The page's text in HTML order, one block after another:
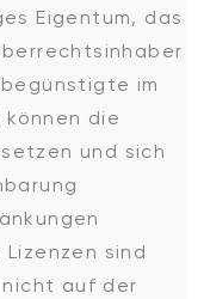
Eigentum, das
im
können die
und sich
sind
nicht auf der